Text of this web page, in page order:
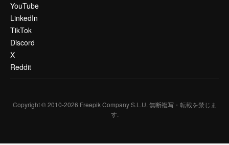
YouTube
LinkedIn
TikTok
Discord
X
Reddit
Copyright © 2010-2026 Freepik Company S.L.U. 無断複写・転載を禁じま
す.